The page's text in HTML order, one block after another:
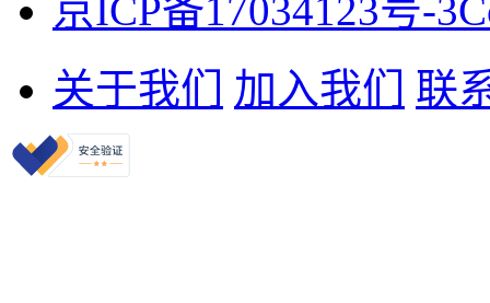
京ICP备17034123号-3
关于我们 加入我们 联